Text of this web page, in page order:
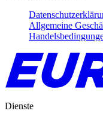
Allgemeine
Dienste